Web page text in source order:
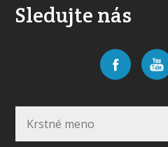
Sledujte nás